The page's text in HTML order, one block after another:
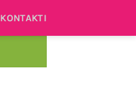
KONTAKTI